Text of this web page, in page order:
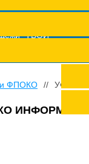
"ТВОЙ
ФПОКО //